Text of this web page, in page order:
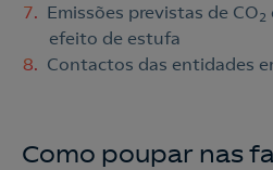
Emissões previstas de CO2
efeito de estufa
Contactos das entidades
Como poupar nas